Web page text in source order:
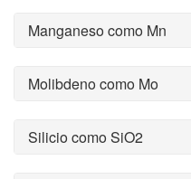
Manganeso como Mn
Molibdeno como Mo
Silicio como SiO2